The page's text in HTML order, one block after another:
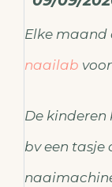
Elke maand
naailab
De kinderen
bv een tasje